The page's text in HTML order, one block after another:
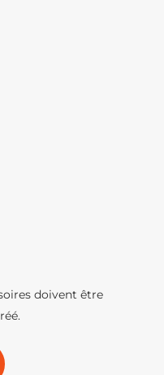
doivent être